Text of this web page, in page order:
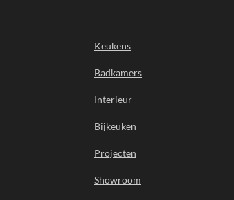
Keukens
Badkamers
Interieur
Bijkeuken
Projecten
Showroom